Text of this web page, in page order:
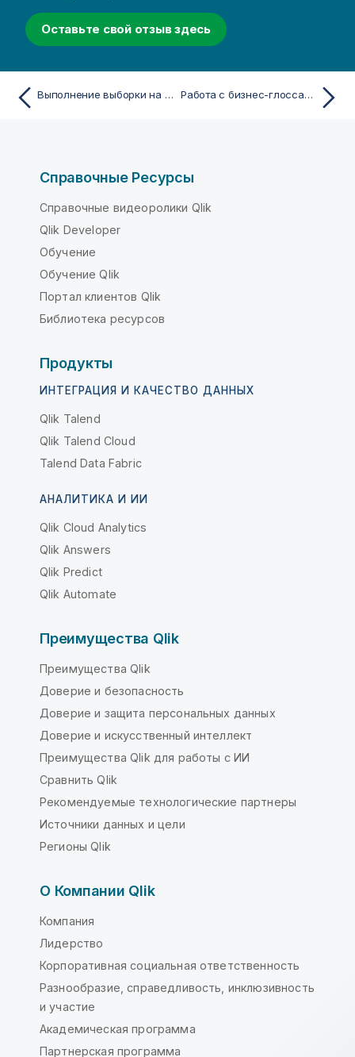
Оставьте свой отзыв здесь
Выполнение выборки на листе оперативных данных Работа с бизнес-глоссариями
Справочные Ресурсы
Справочные видеоролики Qlik
Qlik Developer
Обучение
Обучение Qlik
Портал клиентов Qlik
Библиотека ресурсов
Продукты
ИНТЕГРАЦИЯ И КАЧЕСТВО ДАННЫХ
Qlik Talend
Qlik Talend Cloud
Talend Data Fabric
АНАЛИТИКА И ИИ
Qlik Cloud Analytics
Qlik Answers
Qlik Predict
Qlik Automate
Преимущества Qlik
Преимущества Qlik
Доверие и безопасность
Доверие и защита персональных данных
Доверие и искусственный интеллект
Преимущества Qlik для работы с ИИ
Сравнить Qlik
Рекомендуемые технологические партнеры
Источники данных и цели
Регионы Qlik
О Компании Qlik
Компания
Лидерство
Корпоративная социальная ответственность
Разнообразие, справедливость, инклюзивность
и участие
Академическая программа
Партнерская программа